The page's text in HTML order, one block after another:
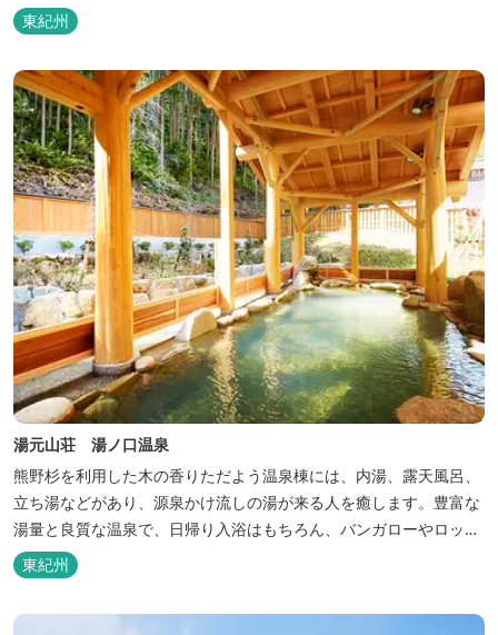
まれ、歴史ある世界遺産を巡り、日本の原風景に触れる。「本物」
の日本文化を巡る冒険がここから始まります。 「年中みかんのとれ
るまち」にある当館は、ご宿泊のお客様にその時期に採れた旬の
「ウエルカムみかん」や無農薬野菜の...
東紀州
湯元山荘 湯ノ口温泉
熊野杉を利用した木の香りただよう温泉棟には、内湯、露天風呂、
立ち湯などがあり、源泉かけ流しの湯が来る人を癒します。豊富な
湯量と良質な温泉で、日帰り入浴はもちろん、バンガローやロッジ
などの宿泊施設も備えているので、宿泊しながらゆったりと温泉を
楽しむ人も多いです。
東紀州